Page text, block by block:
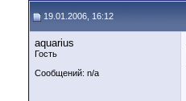
19.01.2006, 16:12
aquarius
Гость
Сообщений: n/a